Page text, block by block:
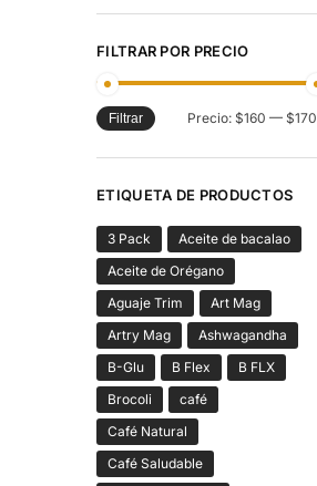
FILTRAR POR PRECIO
Filtrar Precio: $160 — $170
ETIQUETA DE PRODUCTOS
3 Pack
Aceite de bacalao
Aceite de Orégano
Aguaje Trim
Art Mag
Artry Mag
Ashwagandha
B-Glu
B Flex
B FLX
Brocoli
café
Café Natural
Café Saludable